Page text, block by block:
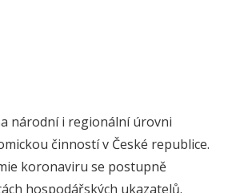
národní i regionální úrovni
činností v České republice.
koronaviru se postupně
hospodářských ukazatelů.